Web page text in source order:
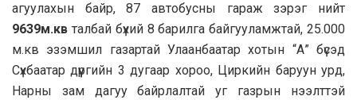
агуулахын байр, 87 автобусны гараж зэрэг нийт
9639м.кв талбай бүхий 8 барилга байгууламжтай, 25.000
м.кв эзэмшил газартай Улаанбаатар хотын “А” бүсэд
Сүхбаатар дүүргийн 3 дугаар хороо, Циркийн баруун урд,
Нарны зам дагуу байрлалтай уг газрын нээлттэй